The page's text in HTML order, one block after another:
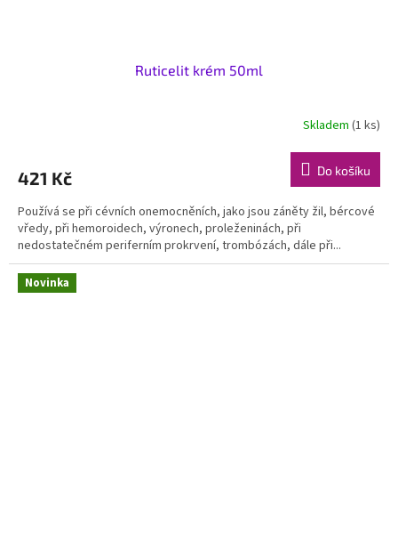
Ruticelit krém 50ml
Skladem (1 ks)
421 Kč Do košíku
Používá se při cévních onemocněních, jako jsou záněty žil, bércové
vředy, při hemoroidech, výronech, proleženinách, při
nedostatečném periferním prokrvení, trombózách, dále při...
Novinka